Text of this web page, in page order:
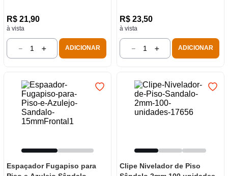
R$ 21,90
à vista
＋
－ ADICIONAR
R$ 23,50
à vista
＋
－ ADICIONAR
Espaçador Fugapiso para
Clipe Nivelador de Piso